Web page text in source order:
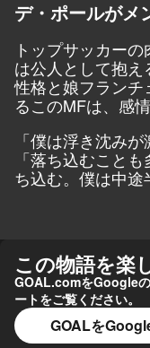
デ・ポールがメ
トップサッカー
は公人として抱
性格と娘フラン
るこのMFは、感
「僕は浮き沈み
「落ち込むこと
ち込む。僕は中途
この物語を楽
GOAL.comをGoogle
ートをご覧ください。
GOALを